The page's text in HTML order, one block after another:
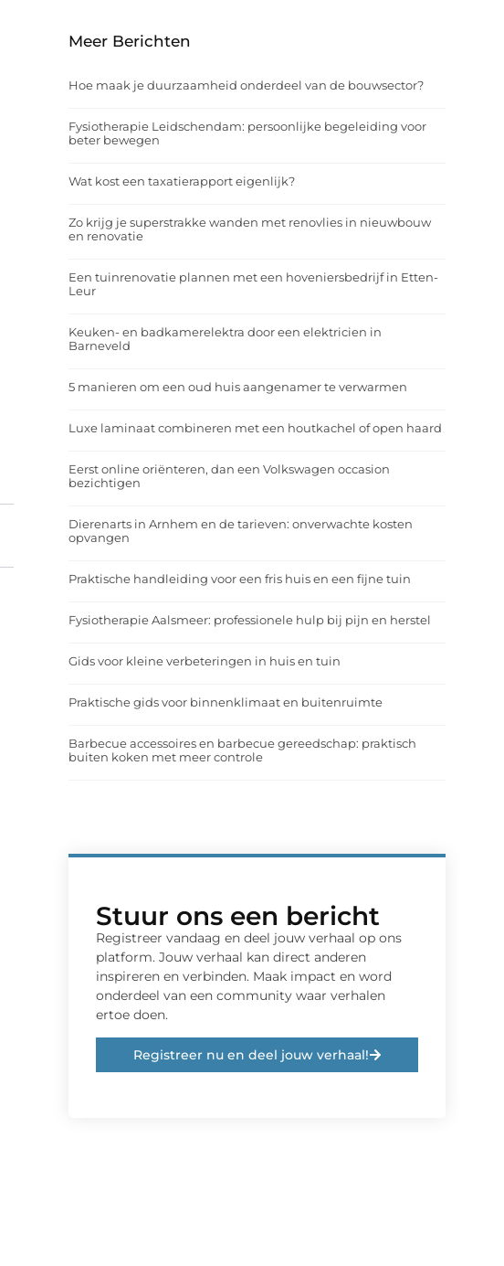
Meer Berichten
Hoe maak je duurzaamheid onderdeel van de bouwsector?
Fysiotherapie Leidschendam: persoonlijke begeleiding voor
beter bewegen
Wat kost een taxatierapport eigenlijk?
Zo krijg je superstrakke wanden met renovlies in nieuwbouw
en renovatie
Een tuinrenovatie plannen met een hoveniersbedrijf in Etten-
Leur
Keuken- en badkamerelektra door een elektricien in
Barneveld
5 manieren om een oud huis aangenamer te verwarmen
Luxe laminaat combineren met een houtkachel of open haard
Eerst online oriënteren, dan een Volkswagen occasion
bezichtigen
Dierenarts in Arnhem en de tarieven: onverwachte kosten
opvangen
Praktische handleiding voor een fris huis en een fijne tuin
Fysiotherapie Aalsmeer: professionele hulp bij pijn en herstel
Gids voor kleine verbeteringen in huis en tuin
Praktische gids voor binnenklimaat en buitenruimte
Barbecue accessoires en barbecue gereedschap: praktisch
buiten koken met meer controle
Stuur ons een bericht
Registreer vandaag en deel jouw verhaal op ons
platform. Jouw verhaal kan direct anderen
inspireren en verbinden. Maak impact en word
onderdeel van een community waar verhalen
ertoe doen.
Registreer nu en deel jouw verhaal!